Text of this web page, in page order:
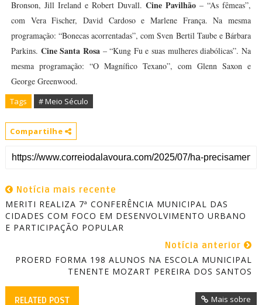
Bronson, Jill Ireland e Robert Duvall. Cine Pavilhão – “As fêmeas”,
com Vera Fischer, David Cardoso e Marlene França. Na mesma
programação: “Bonecas acorrentadas”, com Sven Bertil Taube e Bárbara
Parkins. Cine Santa Rosa– “Kung Fu e suas mulheres diabólicas”. Na
mesma programação: “O Magnífico Texano”, com Glenn Saxon e
George Greenwood.
Tags # Meio Século
Compartilhe
Notícia mais recente
MERITI REALIZA 7ª CONFERÊNCIA MUNICIPAL DAS
CIDADES COM FOCO EM DESENVOLVIMENTO URBANO
E PARTICIPAÇÃO POPULAR
Notícia anterior
PROERD FORMA 198 ALUNOS NA ESCOLA MUNICIPAL
TENENTE MOZART PEREIRA DOS SANTOS
RELATED POST Mais sobre